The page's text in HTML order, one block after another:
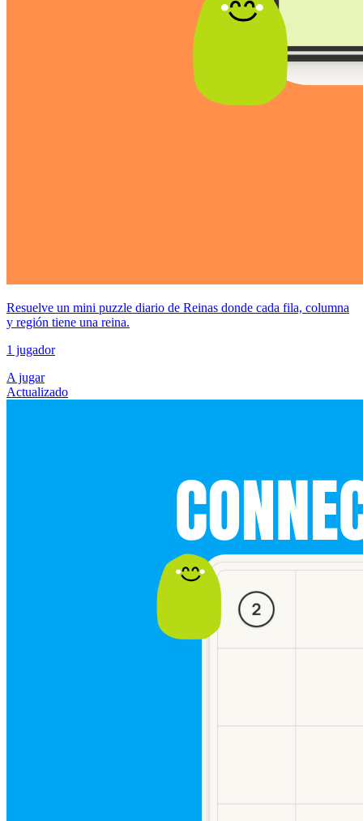
Resuelve un mini puzzle diario de Reinas donde cada fila, columna
y región tiene una reina.
1 jugador
A jugar
Actualizado